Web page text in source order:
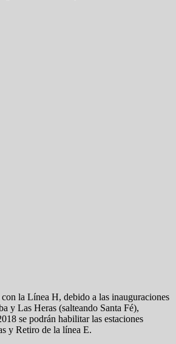
la Línea H, debido a las inauguraciones
y Las Heras (salteando Santa Fé),
se podrán habilitar las estaciones
y Retiro de la línea E.